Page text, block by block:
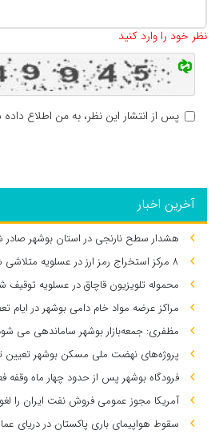
نظر خود را وارد کنید
پس از انتشار این نظر، به من اطلاع
آخرین اخبار
هشدار سطح نارنجی در استان بوشهر صادر
۸ مرکز استخراج رمز ارز در عسلویه متلاشی شد
محموله تلویزیون قاچاق در عسلویه توقیف
مراکز عرضه مواد خام دامی بوشهر در ایام
مظفری: جمعه‌بازار بوشهر ساماندهی می‌
پروژه‌های نهضت ملی مسکن بوشهر تعیین
فرودگاه بوشهر پس از حدود چهار ماه وقفه
آمریکا مجوز عمومی فروش نفت ایران را
سقوط هواپیمای باری پاکستان در دریای